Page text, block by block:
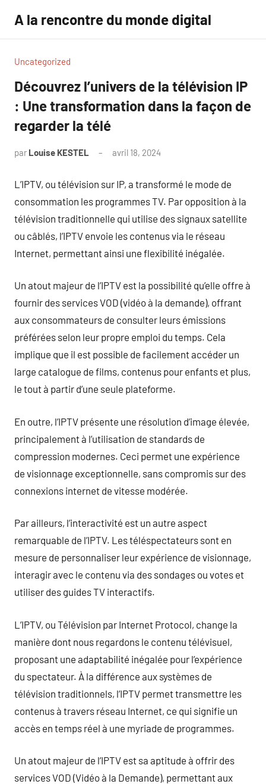
contenu
A la rencontre du monde digital
Uncategorized
Découvrez l’univers de la télévision IP
: Une transformation dans la façon de
regarder la télé
par Louise KESTEL avril 18, 2024
L’IPTV, ou télévision sur IP, a transformé le mode de
consommation les programmes TV. Par opposition à la
télévision traditionnelle qui utilise des signaux satellite
ou câblés, l’IPTV envoie les contenus via le réseau
Internet, permettant ainsi une flexibilité inégalée.
Un atout majeur de l’IPTV est la possibilité qu’elle offre à
fournir des services VOD (vidéo à la demande), offrant
aux consommateurs de consulter leurs émissions
préférées selon leur propre emploi du temps. Cela
implique que il est possible de facilement accéder un
large catalogue de films, contenus pour enfants et plus,
le tout à partir d’une seule plateforme.
En outre, l’IPTV présente une résolution d’image élevée,
principalement à l’utilisation de standards de
compression modernes. Ceci permet une expérience
de visionnage exceptionnelle, sans compromis sur des
connexions internet de vitesse modérée.
Par ailleurs, l’interactivité est un autre aspect
remarquable de l’IPTV. Les téléspectateurs sont en
mesure de personnaliser leur expérience de visionnage,
interagir avec le contenu via des sondages ou votes et
utiliser des guides TV interactifs.
L’IPTV, ou Télévision par Internet Protocol, change la
manière dont nous regardons le contenu télévisuel,
proposant une adaptabilité inégalée pour l’expérience
du spectateur. À la différence aux systèmes de
télévision traditionnels, l’IPTV permet transmettre les
contenus à travers réseau Internet, ce qui signifie un
accès en temps réel à une myriade de programmes.
Un atout majeur de l’IPTV est sa aptitude à offrir des
services VOD (Vidéo à la Demande), permettant aux